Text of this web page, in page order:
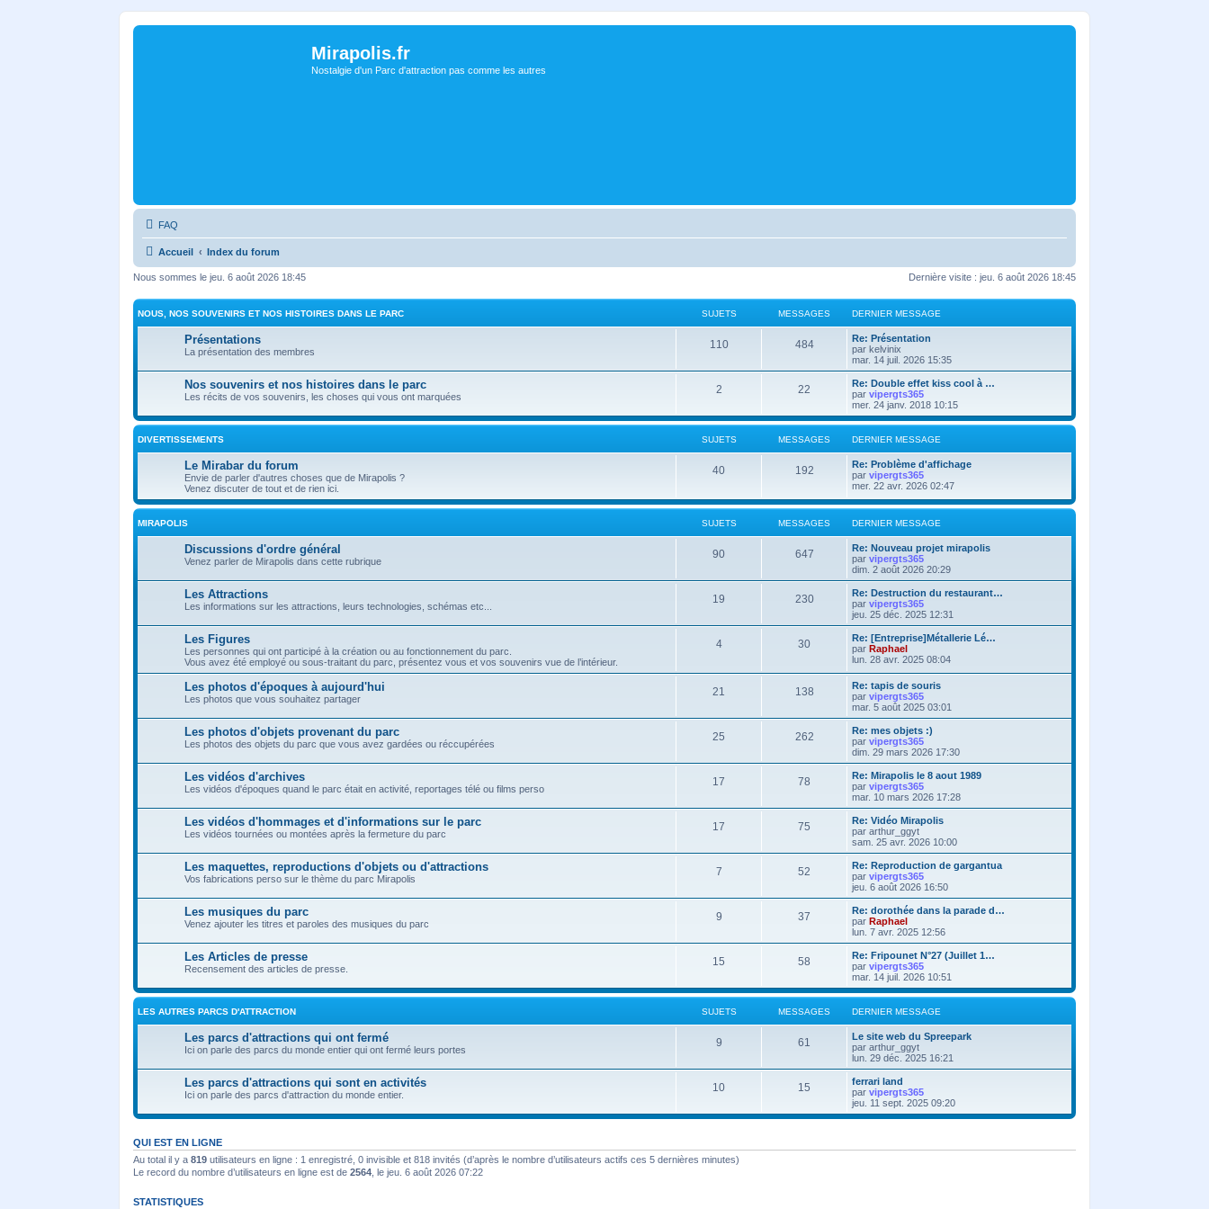
Mirapolis.fr
Nostalgie d'un Parc d'attraction pas comme les autres
FAQ
Accueil Index du forum
Dernière visite : jeu. 6 août 2026 18:45
Nous sommes le jeu. 6 août 2026 18:45
NOUS, NOS SOUVENIRS ET NOS HISTOIRES DANS LE PARC SUJETS MESSAGES DERNIER MESSAGE
Présentations
La présentation des membres
110 484
Re: Présentation
par kelvinix
mar. 14 juil. 2026 15:35
Nos souvenirs et nos histoires dans le parc
Les récits de vos souvenirs, les choses qui vous ont marquées
2 22
Re: Double effet kiss cool à …
par vipergts365
mer. 24 janv. 2018 10:15
DIVERTISSEMENTS SUJETS MESSAGES DERNIER MESSAGE
Le Mirabar du forum
Envie de parler d'autres choses que de Mirapolis ?
Venez discuter de tout et de rien ici.
40 192
Re: Problème d'affichage
par vipergts365
mer. 22 avr. 2026 02:47
MIRAPOLIS SUJETS MESSAGES DERNIER MESSAGE
Discussions d'ordre général
Venez parler de Mirapolis dans cette rubrique
90 647
Re: Nouveau projet mirapolis
par vipergts365
dim. 2 août 2026 20:29
Les Attractions
Les informations sur les attractions, leurs technologies, schémas etc...
19 230
Re: Destruction du restaurant…
par vipergts365
jeu. 25 déc. 2025 12:31
Les Figures
Les personnes qui ont participé à la création ou au fonctionnement du parc.
Vous avez été employé ou sous-traitant du parc, présentez vous et vos souvenirs vue de l’intérieur.
4 30
Re: [Entreprise]Métallerie Lé…
par Raphael
lun. 28 avr. 2025 08:04
Les photos d'époques à aujourd'hui
Les photos que vous souhaitez partager
21 138
Re: tapis de souris
par vipergts365
mar. 5 août 2025 03:01
Les photos d'objets provenant du parc
Les photos des objets du parc que vous avez gardées ou réccupérées
25 262
Re: mes objets :)
par vipergts365
dim. 29 mars 2026 17:30
Les vidéos d'archives
Les vidéos d'époques quand le parc était en activité, reportages télé ou films perso
17 78
Re: Mirapolis le 8 aout 1989
par vipergts365
mar. 10 mars 2026 17:28
Les vidéos d'hommages et d'informations sur le parc
Les vidéos tournées ou montées après la fermeture du parc
17 75
Re: Vidéo Mirapolis
par arthur_ggyt
sam. 25 avr. 2026 10:00
Les maquettes, reproductions d'objets ou d'attractions
Vos fabrications perso sur le thème du parc Mirapolis
7 52
Re: Reproduction de gargantua
par vipergts365
jeu. 6 août 2026 16:50
Les musiques du parc
Venez ajouter les titres et paroles des musiques du parc
9 37
Re: dorothée dans la parade d…
par Raphael
lun. 7 avr. 2025 12:56
Les Articles de presse
Recensement des articles de presse.
15 58
Re: Fripounet N°27 (Juillet 1…
par vipergts365
mar. 14 juil. 2026 10:51
LES AUTRES PARCS D'ATTRACTION SUJETS MESSAGES DERNIER MESSAGE
Les parcs d'attractions qui ont fermé
Ici on parle des parcs du monde entier qui ont fermé leurs portes
9 61
Le site web du Spreepark
par arthur_ggyt
lun. 29 déc. 2025 16:21
Les parcs d'attractions qui sont en activités
Ici on parle des parcs d'attraction du monde entier.
10 15
ferrari land
par vipergts365
jeu. 11 sept. 2025 09:20
QUI EST EN LIGNE
Au total il y a 819 utilisateurs en ligne : 1 enregistré, 0 invisible et 818 invités (d’après le nombre d’utilisateurs actifs ces 5 dernières minutes)
Le record du nombre d’utilisateurs en ligne est de 2564 , le jeu. 6 août 2026 07:22
STATISTIQUES